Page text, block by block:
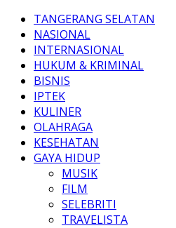
TANGERANG SELATAN
NASIONAL
INTERNASIONAL
HUKUM & KRIMINAL
BISNIS
IPTEK
KULINER
OLAHRAGA
KESEHATAN
GAYA HIDUP
MUSIK
FILM
SELEBRITI
TRAVELISTA